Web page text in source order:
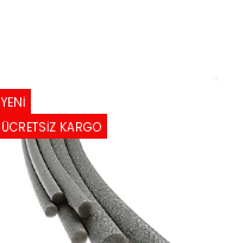
YENİ
ÜCRETSİZ KARGO